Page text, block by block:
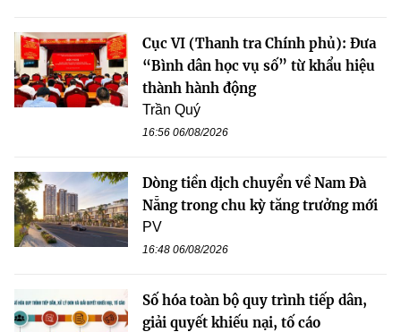
Cục VI (Thanh tra Chính phủ): Đưa
“Bình dân học vụ số” từ khẩu hiệu
thành hành động
Trần Quý
16:56 06/08/2026
Dòng tiền dịch chuyển về Nam Đà
Nẵng trong chu kỳ tăng trưởng mới
PV
16:48 06/08/2026
Số hóa toàn bộ quy trình tiếp dân,
giải quyết khiếu nại, tố cáo